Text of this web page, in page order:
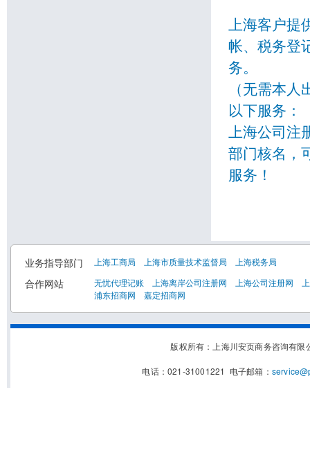
上海客户
帐、税务登
务。
（无需本
以下服务：
上海公司
部门核名，
服务！
业务指导部门 上海工商局 上海市质量技术监督局 上海税务局
合作网站 无忧代理记账 上海离岸公司注册网 上海公司注册网
浦东招商网
嘉定招商网
版权所有：上海川安页商务咨询有
电话：021-31001221 电子邮箱：